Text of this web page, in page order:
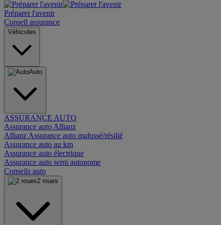
Préparer l'avenir
Conseil assurance
Véhicules
Auto
ASSURANCE AUTO
Assurance auto Allianz
Allianz Assurance auto malussé/résilié
Assurance auto au km
Assurance auto électrique
Assurance auto semi autonome
Conseils auto
2 roues